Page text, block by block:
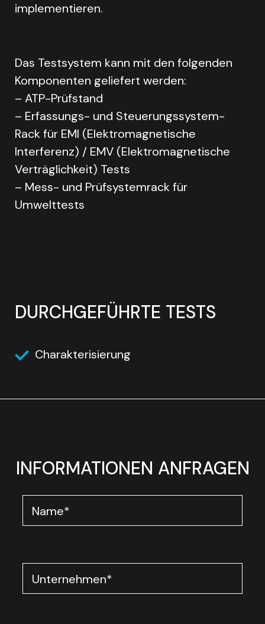
implementieren.
Das Testsystem kann mit den folgenden
Komponenten geliefert werden:
– ATP-Prüfstand
– Erfassungs- und Steuerungssystem-
Rack für EMI (Elektromagnetische
Interferenz) / EMV (Elektromagnetische
Verträglichkeit) Tests
– Mess- und Prüfsystemrack für
Umwelttests
DURCHGEFÜHRTE TESTS
Charakterisierung
INFORMATIONEN ANFRAGEN
Name*
Unternehmen*